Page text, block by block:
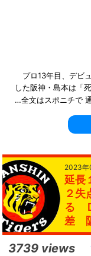
プロ13年目、デビ
した阪神・島本は「
…全文はスポニチで
2023年
延長
２失
る
差
3739 views